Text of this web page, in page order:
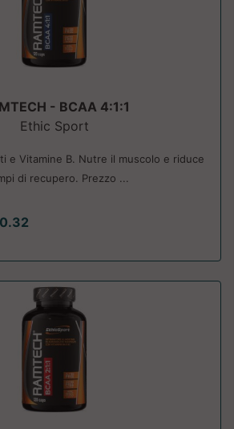
- BCAA 4:1:1
Ethic Sport
e Vitamine B. Nutre il muscolo e riduce
di recupero. Prezzo ...